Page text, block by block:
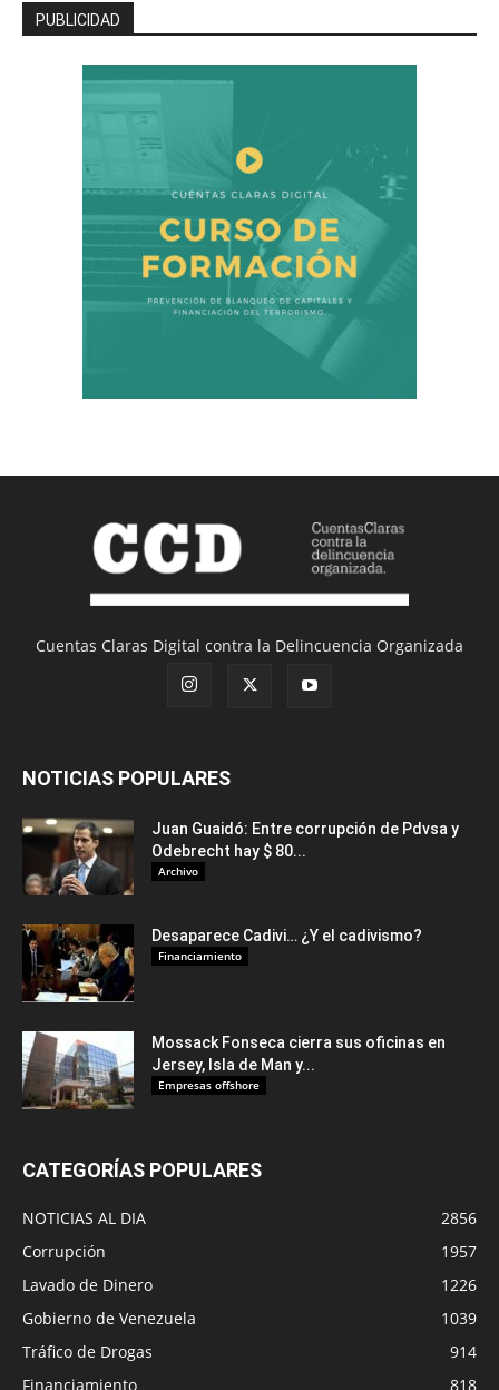
PUBLICIDAD
Cuentas Claras Digital contra la Delincuencia Organizada
NOTICIAS POPULARES
Juan Guaidó: Entre corrupción de Pdvsa y
Odebrecht hay $ 80...
Archivo
Desaparece Cadivi… ¿Y el cadivismo?
Financiamiento
Mossack Fonseca cierra sus oficinas en
Jersey, Isla de Man y...
Empresas offshore
CATEGORÍAS POPULARES
NOTICIAS AL DIA
2856
Corrupción
1957
Lavado de Dinero
1226
Gobierno de Venezuela
1039
Tráfico de Drogas
914
Financiamiento
818